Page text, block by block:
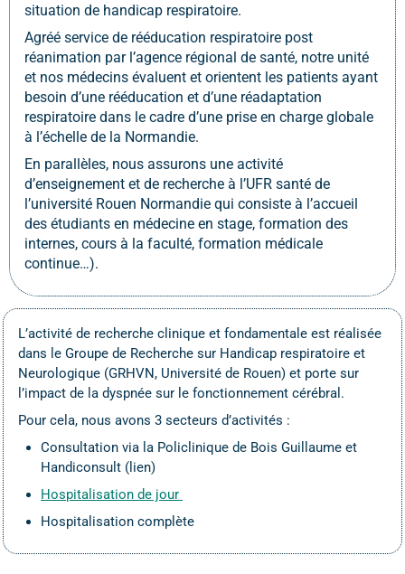
situation de handicap respiratoire.
Agréé service de rééducation respiratoire post
réanimation par l’agence régional de santé, notre unité
et nos médecins évaluent et orientent les patients ayant
besoin d’une rééducation et d’une réadaptation
respiratoire dans le cadre d’une prise en charge globale
à l’échelle de la Normandie.
En parallèles, nous assurons une activité
d’enseignement et de recherche à l’UFR santé de
l’université Rouen Normandie qui consiste à l’accueil
des étudiants en médecine en stage, formation des
internes, cours à la faculté, formation médicale
continue…).
L’activité de recherche clinique et fondamentale est réalisée
dans le Groupe de Recherche sur Handicap respiratoire et
Neurologique (GRHVN, Université de Rouen) et porte sur
l’impact de la dyspnée sur le fonctionnement cérébral.
Pour cela, nous avons 3 secteurs d’activités :
Consultation via la Policlinique de Bois Guillaume et
Handiconsult (lien)
Hospitalisation de jour
Hospitalisation complète